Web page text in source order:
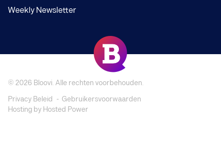
Weekly Newsletter
© 2026 Bloovi. Alle rechten voorbehouden.
Privacy Beleid
Gebruikersvoorwaarden
Hosting by Hosted Power